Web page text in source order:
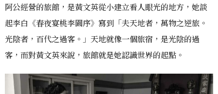
阿公經營的旅館，是黃文英從小建立看人眼光的地方，她談
起李白《春夜宴桃李園序》寫到「夫天地者，萬物之逆旅。
光陰者，百代之過客。」天地就像一個旅宿，是光陰的過
客，而對黃文英來說，旅館就是她認識世界的起點。